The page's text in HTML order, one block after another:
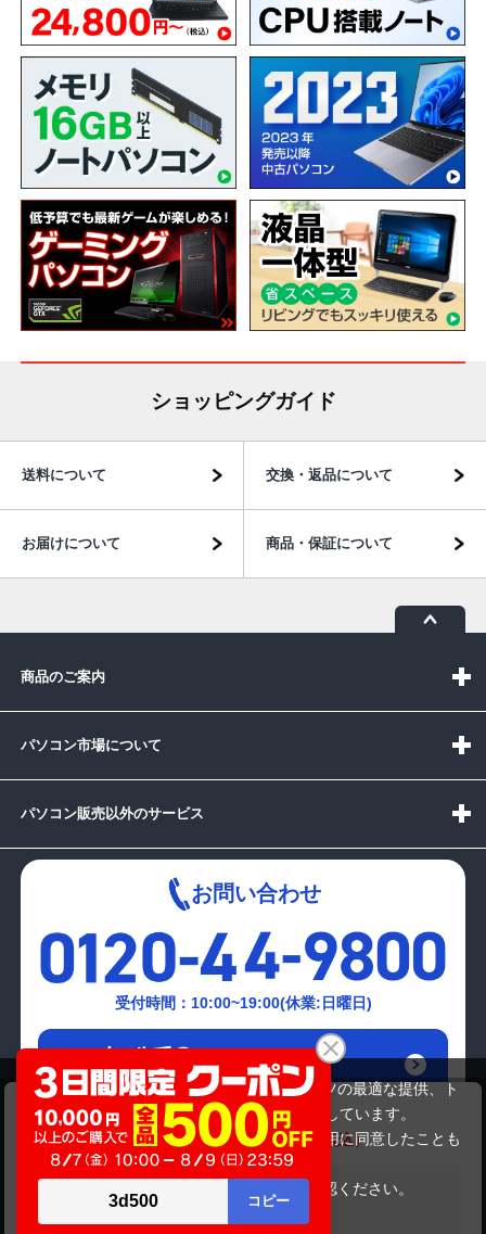
NEC PC-MK33LEZCD
商品価格 30,580円 16,280円
在庫がありません
ショッピングガイド
送料について 交換・返品について
お届けについて 商品・保証について
商品のご案内
パソコン市場について
パソコン販売以外のサービス
お問い合わせ
受付時間：10:00~19:00(休業:日曜日)
メールでの
お問い合わせはこちら
当サイトでは利用体験の向上およびコンテンツの最適な提供、ト
ラフィックの分析を目的としてCookieを使用しています。
サイトの閲覧を継続された場合、Cookieの利用に同意したことも
のといたします。
をご確認ください。
承諾する